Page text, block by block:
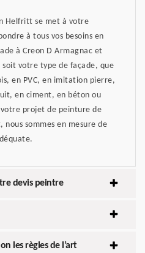
Helfritt se met à votre
à tous vos besoins en
à Creon D Armagnac et
soit votre type de façade, que
en PVC, en imitation pierre,
en ciment, en béton ou
projet de peinture de
nous sommes en mesure de
devis peintre
les règles de l’art